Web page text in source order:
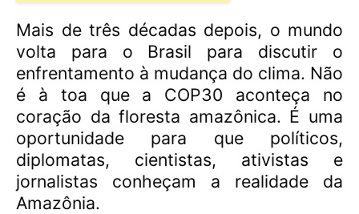
Mais de três décadas depois, o mundo
volta para o Brasil para discutir o
enfrentamento à mudança do clima. Não
é à toa que a COP30 aconteça no
coração da floresta amazônica. É uma
oportunidade para que políticos,
diplomatas, cientistas, ativistas e
jornalistas conheçam a realidade da
Amazônia.